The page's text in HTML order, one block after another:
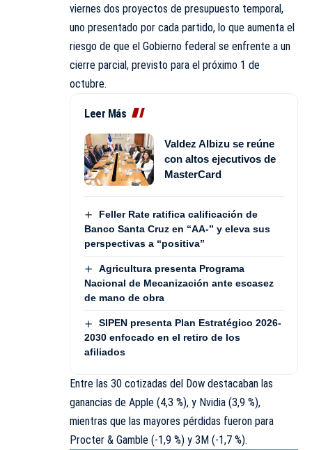
viernes dos proyectos de presupuesto temporal,
uno presentado por cada partido, lo que aumenta el
riesgo de que el Gobierno federal se enfrente a un
cierre parcial, previsto para el próximo 1 de
octubre.
Leer Más
Valdez Albizu se reúne
con altos ejecutivos de
MasterCard
Feller Rate ratifica calificación de
Banco Santa Cruz en “AA-” y eleva sus
perspectivas a “positiva”
Agricultura presenta Programa
Nacional de Mecanización ante escasez
de mano de obra
SIPEN presenta Plan Estratégico 2026-
2030 enfocado en el retiro de los
afiliados
Entre las 30 cotizadas del Dow destacaban las
ganancias de Apple (4,3 %), y Nvidia (3,9 %),
mientras que las mayores pérdidas fueron para
Procter & Gamble (-1,9 %) y 3M (-1,7 %).